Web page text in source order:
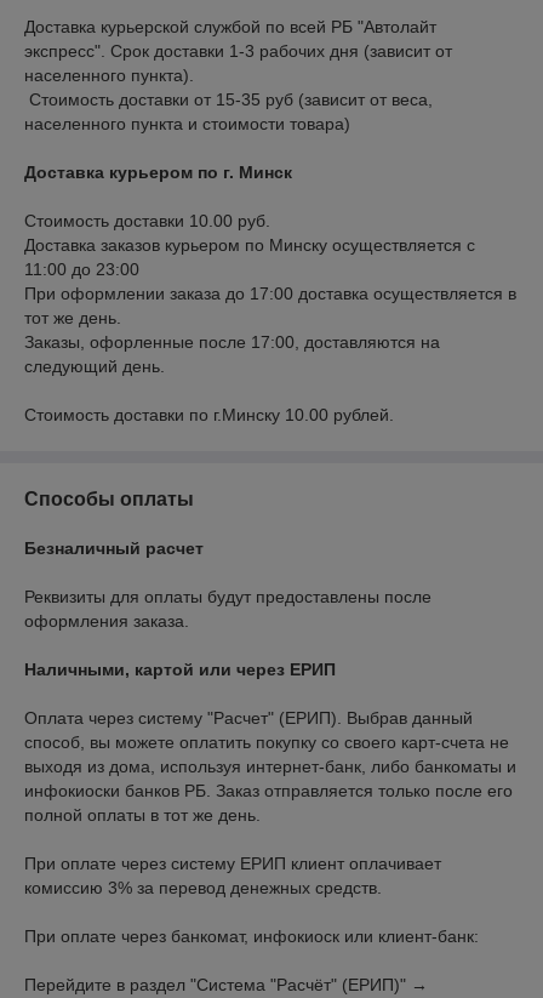
Доставка курьерской службой по всей РБ "Автолайт
экспресс". Срок доставки 1-3 рабочих дня (зависит от
населенного пункта).
населенного пункта и стоимости товара)
Доставка курьером по г. Минск
Стоимость доставки 10.00 руб.
Доставка заказов курьером по Минску осуществляется с
11:00 до 23:00
При оформлении заказа до 17:00 доставка осуществляется в
тот же день.
Заказы, офорленные после 17:00, доставляются на
следующий день.
Стоимость доставки по г.Минску 10.00 рублей.
Способы оплаты
Безналичный расчет
Реквизиты для оплаты будут предоставлены после
оформления заказа.
Наличными, картой или через ЕРИП
Оплата через систему "Расчет" (ЕРИП). Выбрав данный
способ, вы можете оплатить покупку со своего карт-счета не
выходя из дома, используя интернет-банк, либо банкоматы и
инфокиоски банков РБ. Заказ отправляется только после его
полной оплаты в тот же день.
При оплате через систему ЕРИП клиент оплачивает
комиссию 3% за перевод денежных средств.
При оплате через банкомат, инфокиоск или клиент-банк:
Перейдите в раздел "Система "Расчёт" (ЕРИП)" →